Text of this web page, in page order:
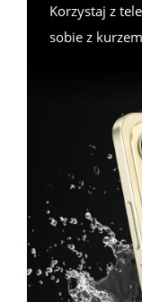
Korzystaj z
sobie z